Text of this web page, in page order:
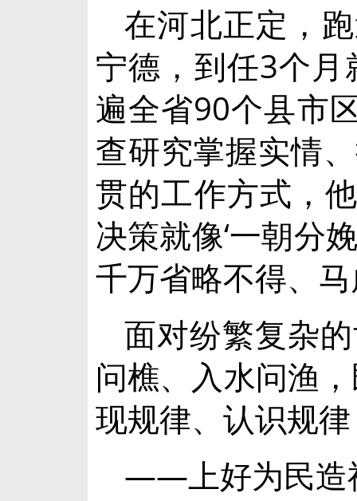
在河北正定，
宁德，到任3个
遍全省90个县市
查研究掌握实情
贯的工作方式，
决策就像‘一朝分
千万省略不得、
面对纷繁复杂
问樵、入水问渔
现规律、认识规
——上好为民造